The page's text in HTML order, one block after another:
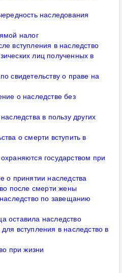
наследования
налог
вступления в наследство
лиц полученных в
свидетельству о праве на
о наследстве без
в пользу других
о смерти вступить в
государством при
о принятии наследства
после смерти жены
по завещанию
оставила наследство
вступления в наследство в
при жизни